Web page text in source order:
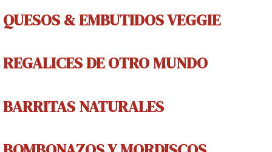
QUESOS & EMBUTIDOS VEGGIE
REGALICESDE OTRO MUNDO
BARRITAS NATURALES